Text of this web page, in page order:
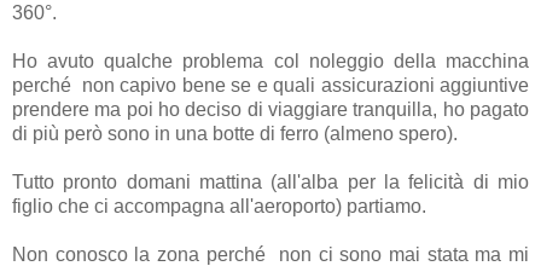
360°.
Ho avuto qualche problema col noleggio della macchina
perché non capivo bene se e quali assicurazioni aggiuntive
prendere ma poi ho deciso di viaggiare tranquilla, ho pagato
di più però sono in una botte di ferro (almeno spero).
Tutto pronto domani mattina (all'alba per la felicità di mio
figlio che ci accompagna all'aeroporto) partiamo.
Non conosco la zona perché non ci sono mai stata ma mi